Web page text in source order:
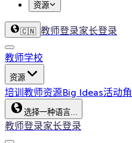
资源
🇨🇳 教师登录家长登录
教师学校
资源
培训 教师资源Big Ideas活动角
选择一种语言...
教师登录家长登录